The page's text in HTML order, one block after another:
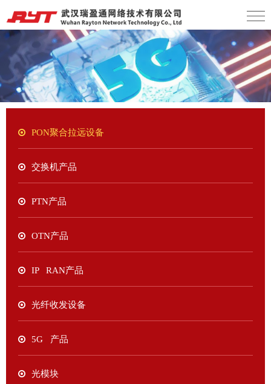
PON聚合拉远设备
交换机产品
PTN产品
OTN产品
IP RAN产品
光纤收发设备
5G 产品
光模块